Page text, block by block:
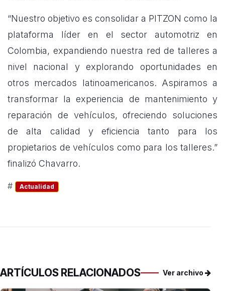
“Nuestro objetivo es consolidar a PITZON como la
plataforma líder en el sector automotriz en
Colombia, expandiendo nuestra red de talleres a
nivel nacional y explorando oportunidades en
otros mercados latinoamericanos. Aspiramos a
transformar la experiencia de mantenimiento y
reparación de vehículos, ofreciendo soluciones
de alta calidad y eficiencia tanto para los
propietarios de vehículos como para los talleres.”
finalizó Chavarro.
# Actualidad
ARTÍCULOS RELACIONADOS Ver archivo